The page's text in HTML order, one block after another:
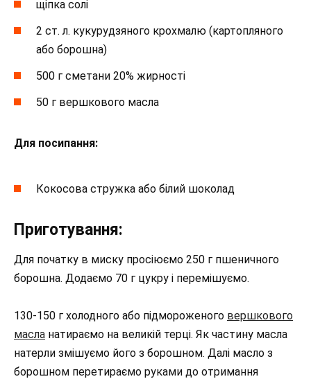
щіпка солі
2 ст. л. кукурудзяного крохмалю (картопляного
або борошна)
500 г сметани 20% жирності
50 г вершкового масла
Для посипання:
Кокосова стружка або білий шоколад
Приготування:
Для початку в миску просіюємо 250 г пшеничного
борошна. Додаємо 70 г цукру і перемішуємо.
130-150 г холодного або підмороженого вершкового
масла натираємо на великій терці. Як частину масла
натерли змішуємо його з борошном. Далі масло з
борошном перетираємо руками до отримання